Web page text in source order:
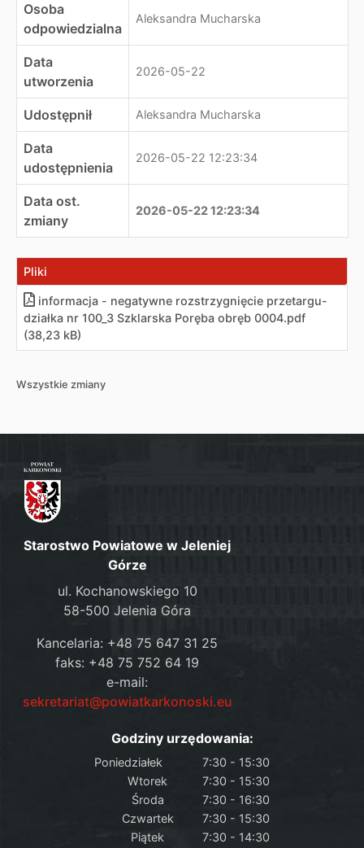
Osoba
odpowiedzialna
Aleksandra Mucharska
Data
utworzenia
2026-05-22
Udostępnił Aleksandra Mucharska
Data
udostępnienia
2026-05-22 12:23:34
Data ost.
zmiany
2026-05-22 12:23:34
Pliki
informacja - negatywne rozstrzygnięcie przetargu-
działka nr 100_3 Szklarska Poręba obręb 0004.pdf
(38,23 kB)
Wszystkie zmiany
Starostwo Powiatowe w Jeleniej
Górze
ul. Kochanowskiego 10
58-500 Jelenia Góra
Kancelaria: +48 75 647 31 25
faks: +48 75 752 64 19
e-mail:
sekretariat@powiatkarkonoski.eu
Godziny urzędowania:
Poniedziałek
7:30 - 15:30
Wtorek
7:30 - 15:30
Środa
7:30 - 16:30
Czwartek
7:30 - 15:30
Piątek
7:30 - 14:30